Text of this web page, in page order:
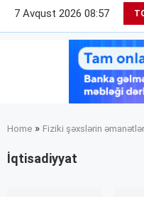
7 Avqust 2026 08:57
Home » Fiziki şəxslərin
İqtisadiyyat